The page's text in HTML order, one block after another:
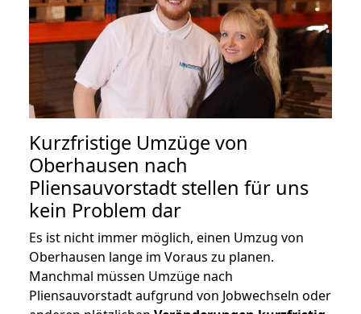
Kurzfristige Umzüge von
Oberhausen nach
Pliensauvorstadt stellen für uns
kein Problem dar
Es ist nicht immer möglich, einen Umzug von
Oberhausen lange im Voraus zu planen.
Manchmal müssen Umzüge nach
Pliensauvorstadt aufgrund von Jobwechseln oder